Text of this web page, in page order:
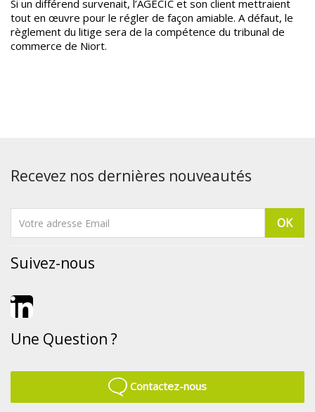
Si un différend survenait, l’AGECIC et son client mettraient
tout en œuvre pour le régler de façon amiable. A défaut, le
règlement du litige sera de la compétence du tribunal de
commerce de Niort.
Recevez nos dernières nouveautés
Suivez-nous
Une Question ?
Contactez-nous